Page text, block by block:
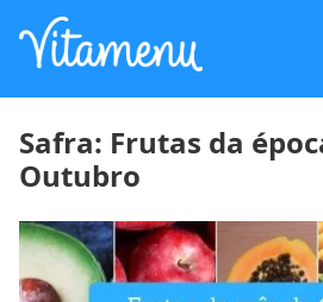
Safra: Frutas da
Outubro